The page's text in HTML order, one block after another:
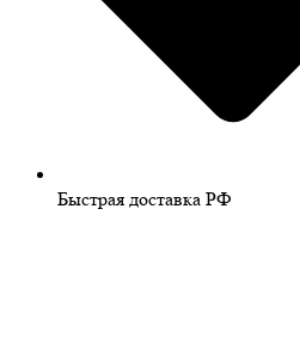
Быстрая доставка РФ